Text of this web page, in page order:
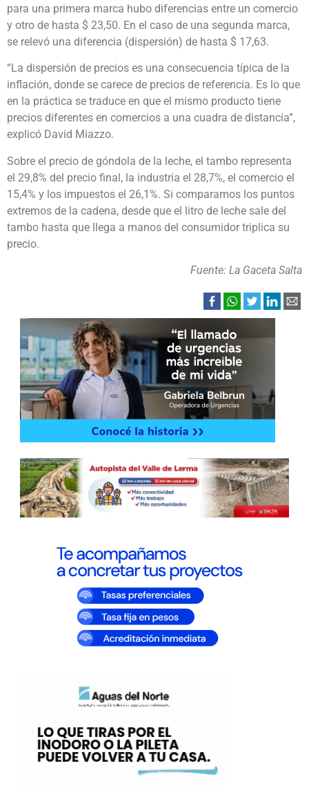
para una primera marca hubo diferencias entre un comercio
y otro de hasta $ 23,50. En el caso de una segunda marca,
se relevó una diferencia (dispersión) de hasta $ 17,63.
“La dispersión de precios es una consecuencia típica de la
inflación, donde se carece de precios de referencia. Es lo que
en la práctica se traduce en que el mismo producto tiene
precios diferentes en comercios a una cuadra de distancia”,
explicó David Miazzo.
Sobre el precio de góndola de la leche, el tambo representa
el 29,8% del precio final, la industria el 28,7%, el comercio el
15,4% y los impuestos el 26,1%. Si comparamos los puntos
extremos de la cadena, desde que el litro de leche sale del
tambo hasta que llega a manos del consumidor triplica su
precio.
Fuente: La Gaceta Salta